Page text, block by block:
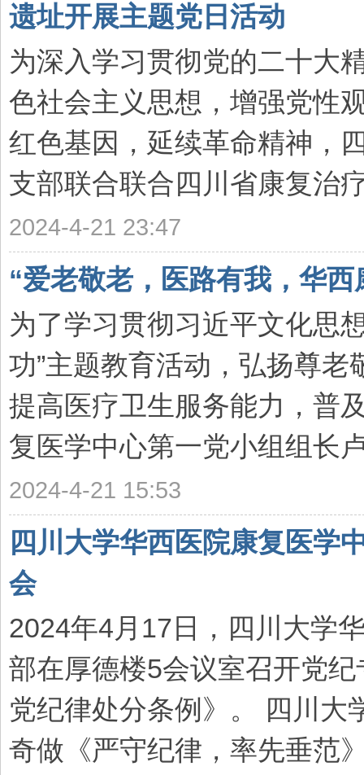
遗址开展主题党日活动
为深入学习贯彻党的二十大
色社会主义思想，增强党性
红色基因，延续革命精神，
支部联合联合四川省康复治
2024-4-21 23:47
“爱老敬老，医路有我，华
为了学习贯彻习近平文化思
功”主题教育活动，弘扬尊
提高医疗卫生服务能力，普
复医学中心第一党小组组长
2024-4-21 15:53
四川大学华西医院康复医学
会
2024年4月17日，四川大学
部在厚德楼5会议室召开党
党纪律处分条例》。 四川大
奇做《严守纪律，率先垂范